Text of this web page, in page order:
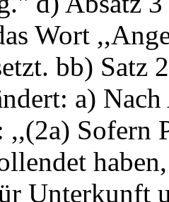
Wort
bb) Satz
a)
Sofern
Unterkunft